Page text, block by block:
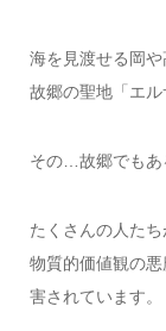
海を見渡せる岡や
故郷の聖地「エル
その…故郷でもあ
たくさんの人た
物質的価値観の
害されています。